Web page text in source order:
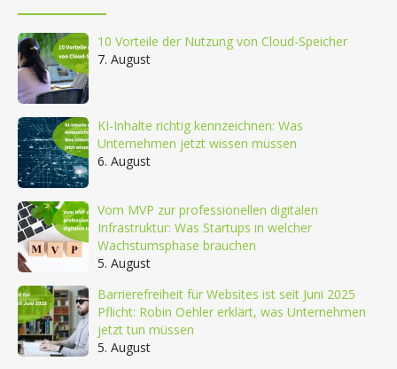
10 Vorteile der Nutzung von Cloud-Speicher
7. August
KI-Inhalte richtig kennzeichnen: Was
Unternehmen jetzt wissen müssen
6. August
Vom MVP zur professionellen digitalen
Infrastruktur: Was Startups in welcher
Wachstumsphase brauchen
5. August
Barrierefreiheit für Websites ist seit Juni 2025
Pflicht: Robin Oehler erklärt, was Unternehmen
jetzt tun müssen
5. August